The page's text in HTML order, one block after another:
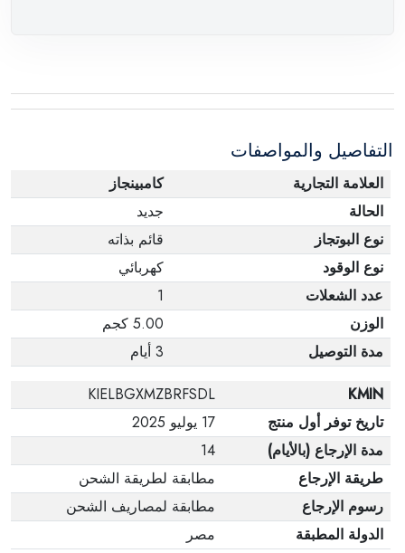
التفاصيل والمواصفات
العلامة التجارية
كامبينجاز
الحالة
جديد
نوع البوتجاز
قائم بذاته
نوع الوقود
كهربائي
عدد الشعلات
1
الوزن
5.00 كجم
مدة التوصيل
3 أيام
KMIN
KIELBGXMZBRFSDL
تاريخ توفر أول منتج
17 يوليو 2025
مدة الإرجاع (بالأيام)
14
طريقة الإرجاع
مطابقة لطريقة الشحن
رسوم الإرجاع
مطابقة لمصاريف الشحن
الدولة المطبقة
مصر